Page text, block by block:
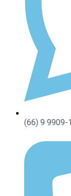
(66) 9 9909-